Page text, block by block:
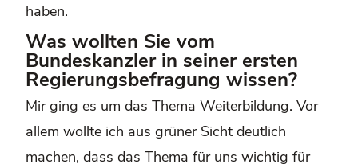
haben.
Was wollten Sie vom
Bundeskanzler in seiner ersten
Regierungsbefragung wissen?
Mir ging es um das Thema Weiterbildung. Vor
allem wollte ich aus grüner Sicht deutlich
machen, dass das Thema für uns wichtig für